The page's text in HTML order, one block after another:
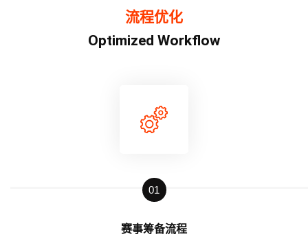
流程优化
Optimized Workflow
01
赛事筹备流程